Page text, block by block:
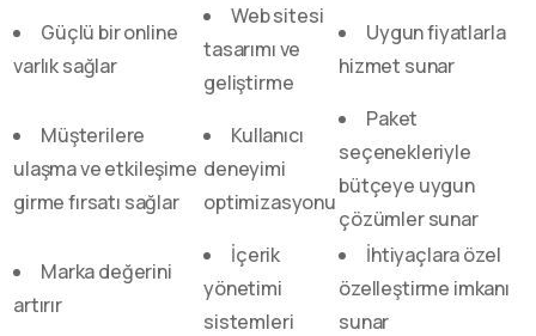
Güçlü bir online
varlık sağlar
Web sitesi
tasarımı ve
geliştirme
Uygun fiyatlarla
hizmet sunar
Müşterilere
ulaşma ve etkileşime
girme fırsatı sağlar
Kullanıcı
deneyimi
optimizasyonu
Paket
seçenekleriyle
bütçeye uygun
çözümler sunar
Marka değerini
artırır
İçerik
yönetimi
sistemleri
İhtiyaçlara özel
özelleştirme imkanı
sunar